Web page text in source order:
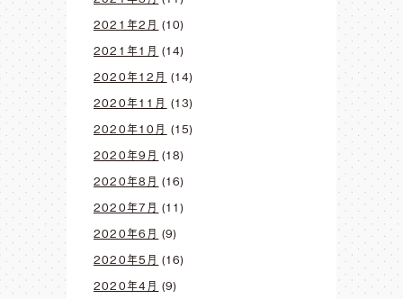
2021年2月 (10)
2021年1月 (14)
2020年12月 (14)
2020年11月 (13)
2020年10月 (15)
2020年9月 (18)
2020年8月 (16)
2020年7月 (11)
2020年6月 (9)
2020年5月 (16)
2020年4月 (9)